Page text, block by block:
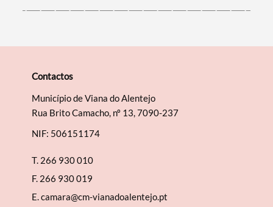
Contactos
Município de Viana do Alentejo
Rua Brito Camacho, nº 13, 7090-237
NIF: 506151174
T. 266 930 010
F. 266 930 019
E.camara@cm-vianadoalentejo.pt